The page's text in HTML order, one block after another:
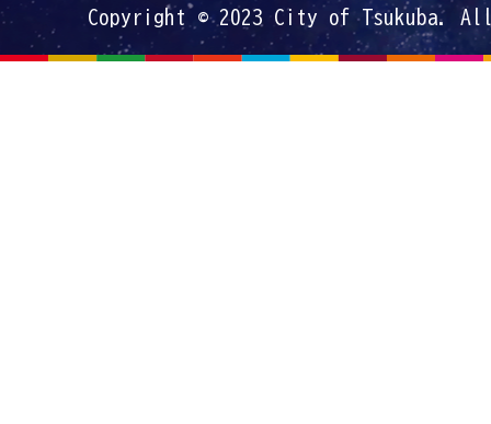
Copyright © 2023 City of Tsukuba.